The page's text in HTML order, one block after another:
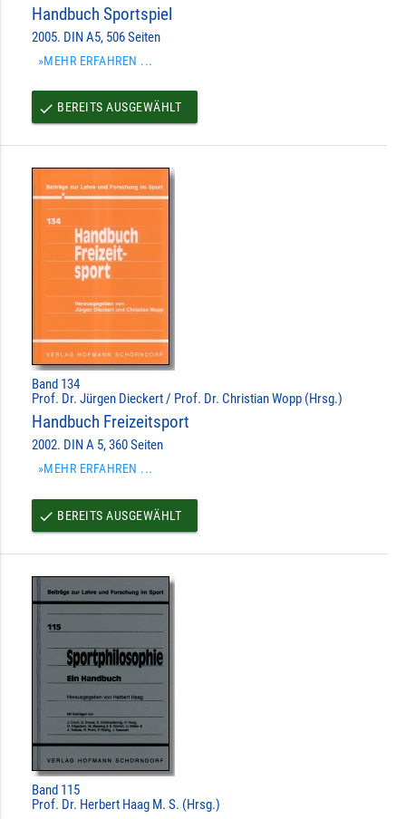
Handbuch Sportspiel
2005. DIN A5, 506 Seiten
»MEHR ERFAHREN ...
done BEREITS AUSGEWÄHLT
Band 134
Prof. Dr. Jürgen Dieckert / Prof. Dr. Christian Wopp (Hrsg.)
Handbuch Freizeitsport
2002. DIN A 5, 360 Seiten
»MEHR ERFAHREN ...
done BEREITS AUSGEWÄHLT
Band 115
Prof. Dr. Herbert Haag M. S. (Hrsg.)